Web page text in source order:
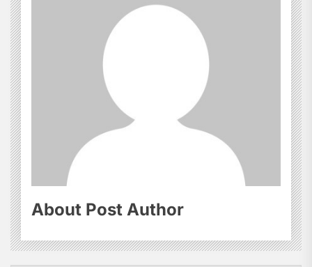
About Post Author